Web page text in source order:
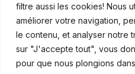
filtre aussi les cookies! Nous
améliorer votre navigation,
le contenu, et analyser notre
sur "J'accepte tout", vous
pour que nous plongions
Nos